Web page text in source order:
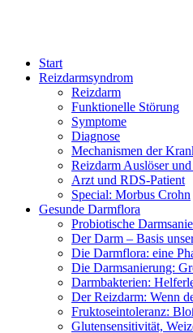
Start
Reizdarmsyndrom
Reizdarm
Funktionelle Störung
Symptome
Diagnose
Mechanismen der
Reizdarm Auslöser
Arzt und RDS-Patient
Special: Morbus Crohn
Gesunde Darmflora
Probiotische
Der Darm – Basis
Die Darmflora: eine
Die Darmsanierung:
Darmbakterien:
Der Reizdarm: Wenn
Fruktoseintoleranz:
Glutensensitivität,